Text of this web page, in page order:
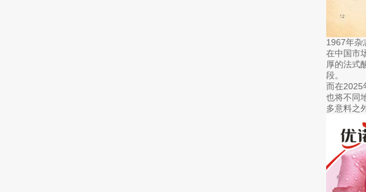
1967年杂
在中国市
厚的法式
段。
而在2025
也将不同
多意料之